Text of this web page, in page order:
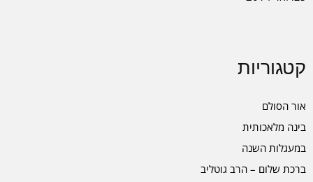
קטגוריות
אור הסולם
בינה מלאכותית
במעגלות השנה
ברכת שלום – הרב גוטליב